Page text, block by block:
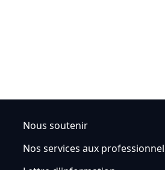
Nous soutenir
Nos services aux